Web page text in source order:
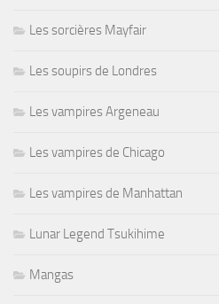
Les sorcières Mayfair
Les soupirs de Londres
Les vampires Argeneau
Les vampires de Chicago
Les vampires de Manhattan
Lunar Legend Tsukihime
Mangas